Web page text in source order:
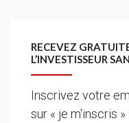
RECEVEZ
L’INVESTISSEUR
Inscrivez votre
sur « je m'inscris » :